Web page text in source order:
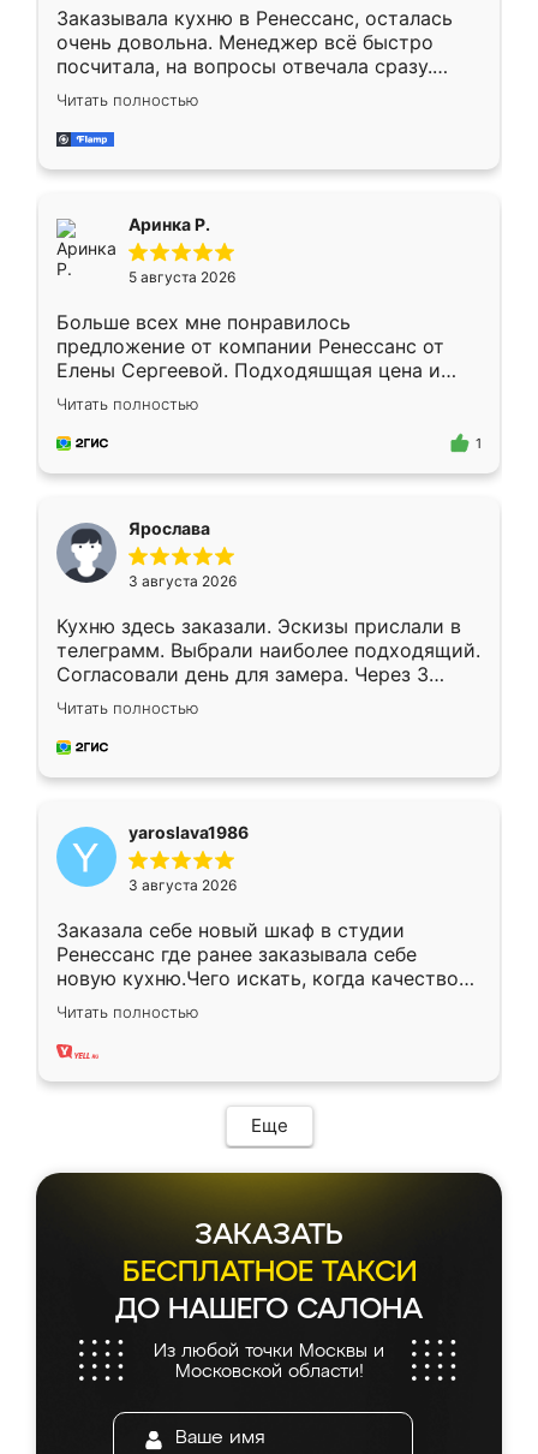
Заказывала кухню в Ренессанс, осталась
очень довольна. Менеджер всё быстро
посчитала, на вопросы отвечала сразу.
Замерщик приехал в субботу, подошёл к
делу со всей ответственностью. Собрали
за день, ребята работали аккуратно, даже
Читать полностью
Аринка Р.
5 августа 2026
Больше всех мне понравилось
предложение от компании Ренессанс от
Елены Сергеевой. Подходяшщая цена и
короткие сроки изготовления. Приехавший
для замера сотрудник Владислав
предложил по моему эскизу самый
Читать полностью
1
Ярослава
3 августа 2026
Кухню здесь заказали. Эскизы прислали в
телеграмм. Выбрали наиболее подходящий.
Согласовали день для замера. Через 3
недели кухня была уже готова. Остались
довольны работой. Спасибо Ренессанс
мебель за качественную работу!
Читать полностью
yaroslava1986
3 августа 2026
Заказала себе новый шкаф в студии
Ренессанс где ранее заказывала себе
новую кухню.Чего искать, когда качеством
вполне довольна. Служит кухня уже почти
два года, нареканий нет.
Читать полностью
Еще
ЗАКАЗАТЬ
БЕСПЛАТНОЕ ТАКСИ
ДО НАШЕГО САЛОНА
Из любой точки Москвы и
Московской области!